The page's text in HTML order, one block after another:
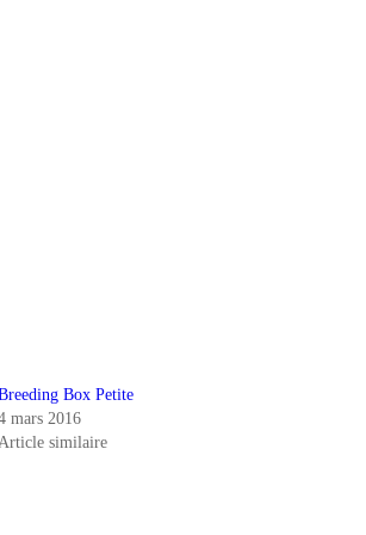
Box Petite
mars 2016
similaire